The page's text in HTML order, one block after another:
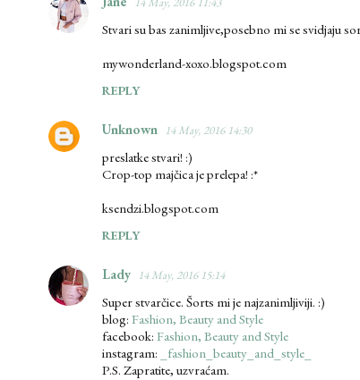
n
Stvari su bas zanimljive,posebno mi se svidjaju
mywonderland-xoxo.blogspot.com
REPLY
Unknown 14 May, 2016 14:30
preslatke stvari! :)
Crop-top majčica je prelepa! :*
ksendzi.blogspot.com
REPLY
Lady 14 May, 2016 15:14
Super stvarčice. Šorts mi je najzanimljiviji. :)
blog: Fashion, Beauty and Style
facebook: Fashion, Beauty and Style
instagram:
_fashion_beauty_and_style_
P.S. Zapratite, uzvraćam.